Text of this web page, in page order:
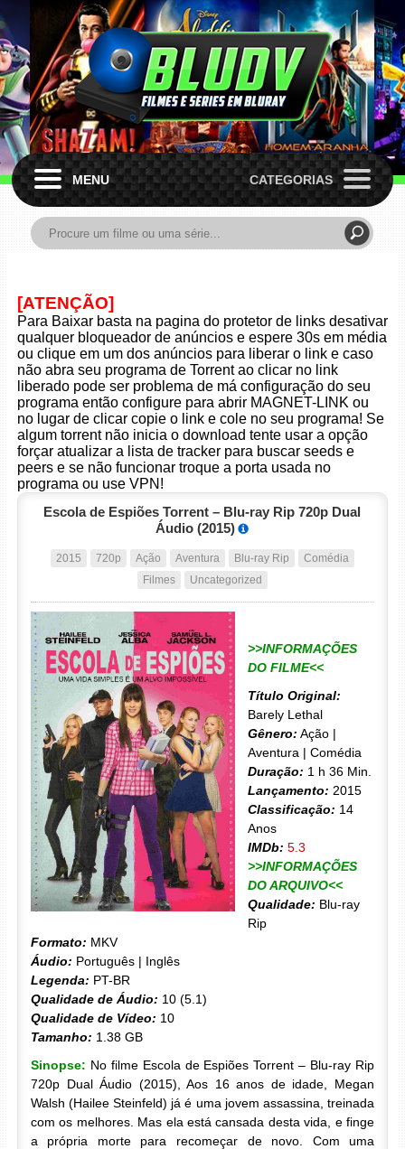
MENU CATEGORIAS
[ATENÇÃO]
Para Baixar basta na pagina do protetor de links desativar
qualquer bloqueador de anúncios e espere 30s em média
ou clique em um dos anúncios para liberar o link e caso
não abra seu programa de Torrent ao clicar no link
liberado pode ser problema de má configuração do seu
programa então configure para abrir MAGNET-LINK ou
no lugar de clicar copie o link e cole no seu programa! Se
algum torrent não inicia o download tente usar a opção
forçar atualizar a lista de tracker para buscar seeds e
peers e se não funcionar troque a porta usada no
programa ou use VPN!
Escola de Espiões Torrent – Blu-ray Rip 720p Dual
Áudio (2015)
2015 720p Ação Aventura Blu-ray Rip
Comédia
Filmes
Uncategorized
>>INFORMAÇÕES
DO FILME<<
Título Original:
Barely Lethal
Gênero: Ação |
Aventura | Comédia
Duração: 1 h 36 Min.
Lançamento: 2015
Classificação: 14
Anos
IMDb: 5.3
>>INFORMAÇÕES
DO ARQUIVO<<
Qualidade: Blu-ray
Rip
Formato: MKV
Áudio: Português | Inglês
Legenda: PT-BR
Qualidade de Áudio: 10 (5.1)
Qualidade de Vídeo: 10
Tamanho: 1.38 GB
Sinopse: No filme Escola de Espiões Torrent – Blu-ray Rip
720p Dual Áudio (2015), Aos 16 anos de idade, Megan
Walsh (Hailee Steinfeld) já é uma jovem assassina, treinada
com os melhores. Mas ela está cansada desta vida, e finge
a própria morte para recomeçar de novo. Com uma